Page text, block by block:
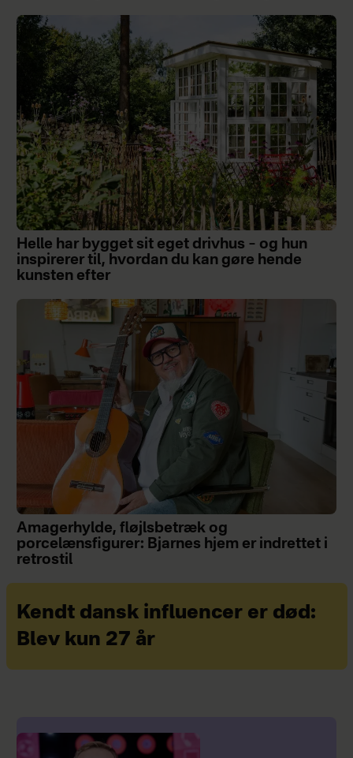
Helle har bygget sit eget drivhus – og hun
inspirerer til, hvordan du kan gøre hende
kunsten efter
Amagerhylde, fløjlsbetræk og
porcelænsfigurer: Bjarnes hjem er indrettet i
retrostil
Kendt dansk influencer er død:
Blev kun 27 år